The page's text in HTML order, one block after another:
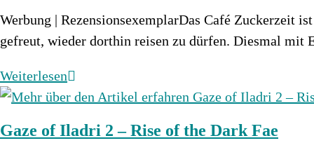
Werbung | RezensionsexemplarDas Café Zuckerzeit
gefreut, wieder dorthin reisen zu dürfen. Diesmal
WeiterlesenBooks
&
2:
Gaze of Iladri 2 – Rise of the Dark Fae